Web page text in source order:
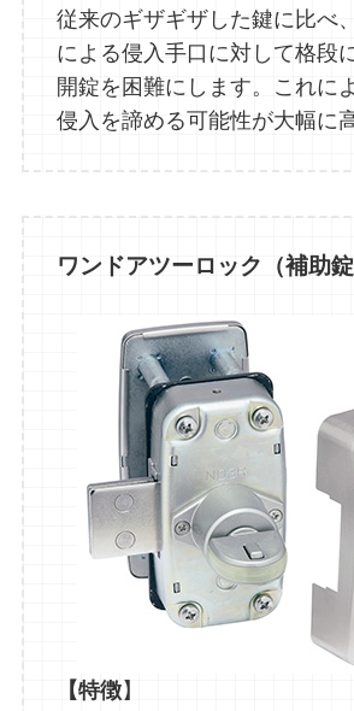
従来のギザギザした鍵に比べ
による侵入手口に対して格段
開錠を困難にします。これに
侵入を諦める可能性が大幅に
ワンドアツーロック（補助錠
【特徴】